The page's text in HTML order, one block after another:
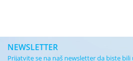
NEWSLETTER
Prijatvite se na naš newsletter da biste